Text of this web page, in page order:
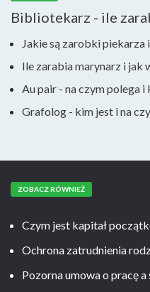
Bibliotekarz - ile
Jakie są zarobki piekarza
Ile zarabia marynarz i jak
Au pair - na czym polega
Grafolog - kim jest i na
ZOBACZ RÓWNIEŻ
Czym jest kapitał
Ochrona zatrudnienia
Pozorna umowa o pracę